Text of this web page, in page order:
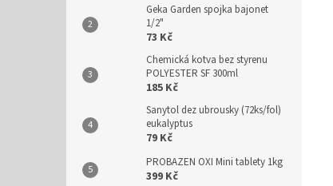
Geka Garden spojka bajonet
1/2"
73 Kč
Chemická kotva bez styrenu
POLYESTER SF 300ml
185 Kč
Sanytol dez ubrousky (72ks/fol)
eukalyptus
79 Kč
PROBAZEN OXI Mini tablety 1kg
399 Kč